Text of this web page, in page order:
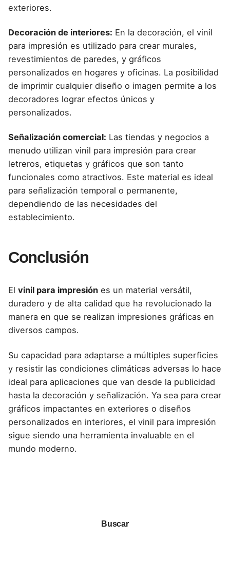
Buscar
exteriores.
Decoración de interiores: En la decoración, el vinil
para impresión es utilizado para crear murales,
revestimientos de paredes, y gráficos
personalizados en hogares y oficinas. La posibilidad
de imprimir cualquier diseño o imagen permite a los
decoradores lograr efectos únicos y
personalizados.
Señalización comercial: Las tiendas y negocios a
menudo utilizan vinil para impresión para crear
letreros, etiquetas y gráficos que son tanto
funcionales como atractivos. Este material es ideal
para señalización temporal o permanente,
dependiendo de las necesidades del
establecimiento.
Conclusión
El vinil para impresión es un material versátil,
duradero y de alta calidad que ha revolucionado la
manera en que se realizan impresiones gráficas en
diversos campos.
Su capacidad para adaptarse a múltiples superficies
y resistir las condiciones climáticas adversas lo hace
ideal para aplicaciones que van desde la publicidad
hasta la decoración y señalización. Ya sea para crear
gráficos impactantes en exteriores o diseños
personalizados en interiores, el vinil para impresión
sigue siendo una herramienta invaluable en el
mundo moderno.